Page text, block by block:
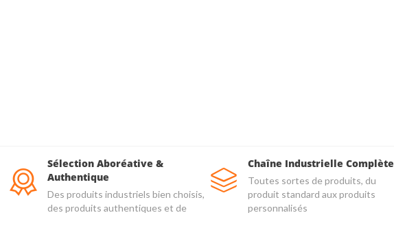
Sélection Aboréative &
Authentique
Des produits industriels bien choisis,
des produits authentiques et de
Chaîne Industrielle Complète
Toutes sortes de produits, du
produit standard aux produits
personnalisés